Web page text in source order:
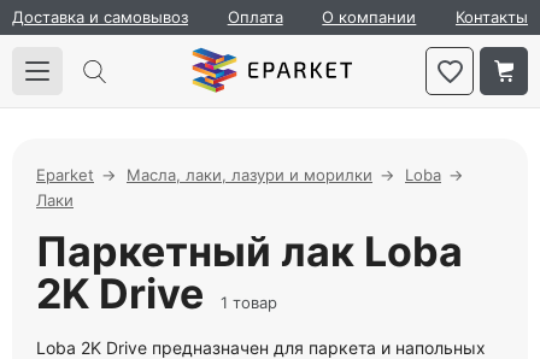
Доставка и самовывоз Оплата О компании Контакты
Eparket Масла, лаки, лазури и морилки
Loba
Лаки
Паркетный лак Loba
2K Drive
1 товар
Loba 2K Drive предназначен для паркета и напольных